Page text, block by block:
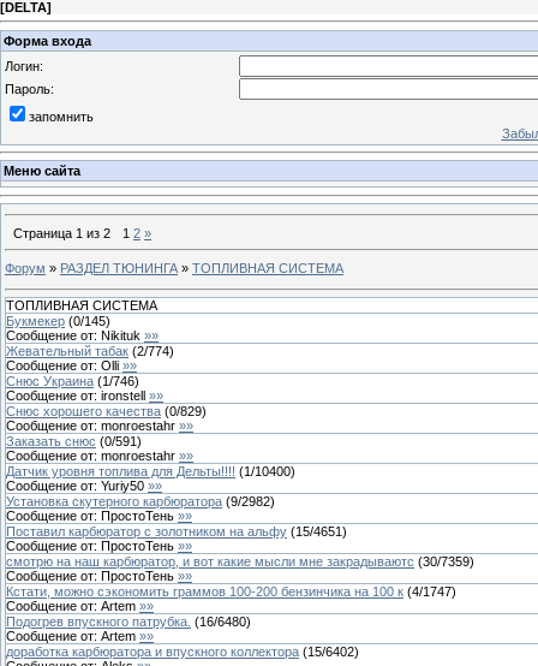
[DELTA]
Форма входа
Логин:
Пароль:
запомнить
Меню сайта
Страница 1 из 2 1 2 »
Форум » РАЗДЕЛ ТЮНИНГА » ТОПЛИВНАЯ СИСТЕМА
ТОПЛИВНАЯ СИСТЕМА
Букмекер (0/145)
Сообщение от: Nikituk »»
Жевательный табак (2/774)
Сообщение от: Olli »»
Снюс Украина (1/746)
Сообщение от: ironstell »»
Снюс хорошего качества (0/829)
Сообщение от: monroestahr »»
Заказать снюс (0/591)
Сообщение от: monroestahr »»
Датчик уровня топлива для Дельты!!!! (1/10400)
Сообщение от: Yuriy50 »»
Установка скутерного карбюратора (9/2982)
Сообщение от: ПростоТень »»
Поставил карбюратор с золотником на альфу (15/4651)
Сообщение от: ПростоТень »»
смотрю на наш карбюратор, и вот какие мысли мне закрадываютс (30/7359)
Сообщение от: ПростоТень »»
Кстати, можно сэкономить граммов 100-200 бензинчика на 100 к (4/1747)
Сообщение от: Artem »»
Подогрев впускного патрубка. (16/6480)
Сообщение от: Artem »»
доработка карбюратора и впускного коллектора (15/6402)